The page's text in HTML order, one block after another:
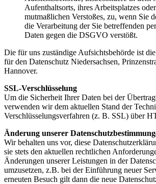
Aufenthaltsorts, ihres Arbeitsplatzes
mutmaßlichen Verstoßes, zu, wenn Sie
die Verarbeitung der Sie betreffenden
Daten gegen die DSGVO verstößt.
Die für uns zuständige Aufsichtsbehörde ist
für den Datenschutz Niedersachsen,
Hannover.
SSL-Verschlüsselung
Um die Sicherheit Ihrer Daten bei der
verwenden wir dem aktuellen Stand der
Verschlüsselungsverfahren (z. B. SSL) über
Änderung unserer
Wir behalten uns vor, diese
sie stets den aktuellen rechtlichen
Änderungen unserer Leistungen in der
umzusetzen, z.B. bei der Einführung neuer
erneuten Besuch gilt dann die neue